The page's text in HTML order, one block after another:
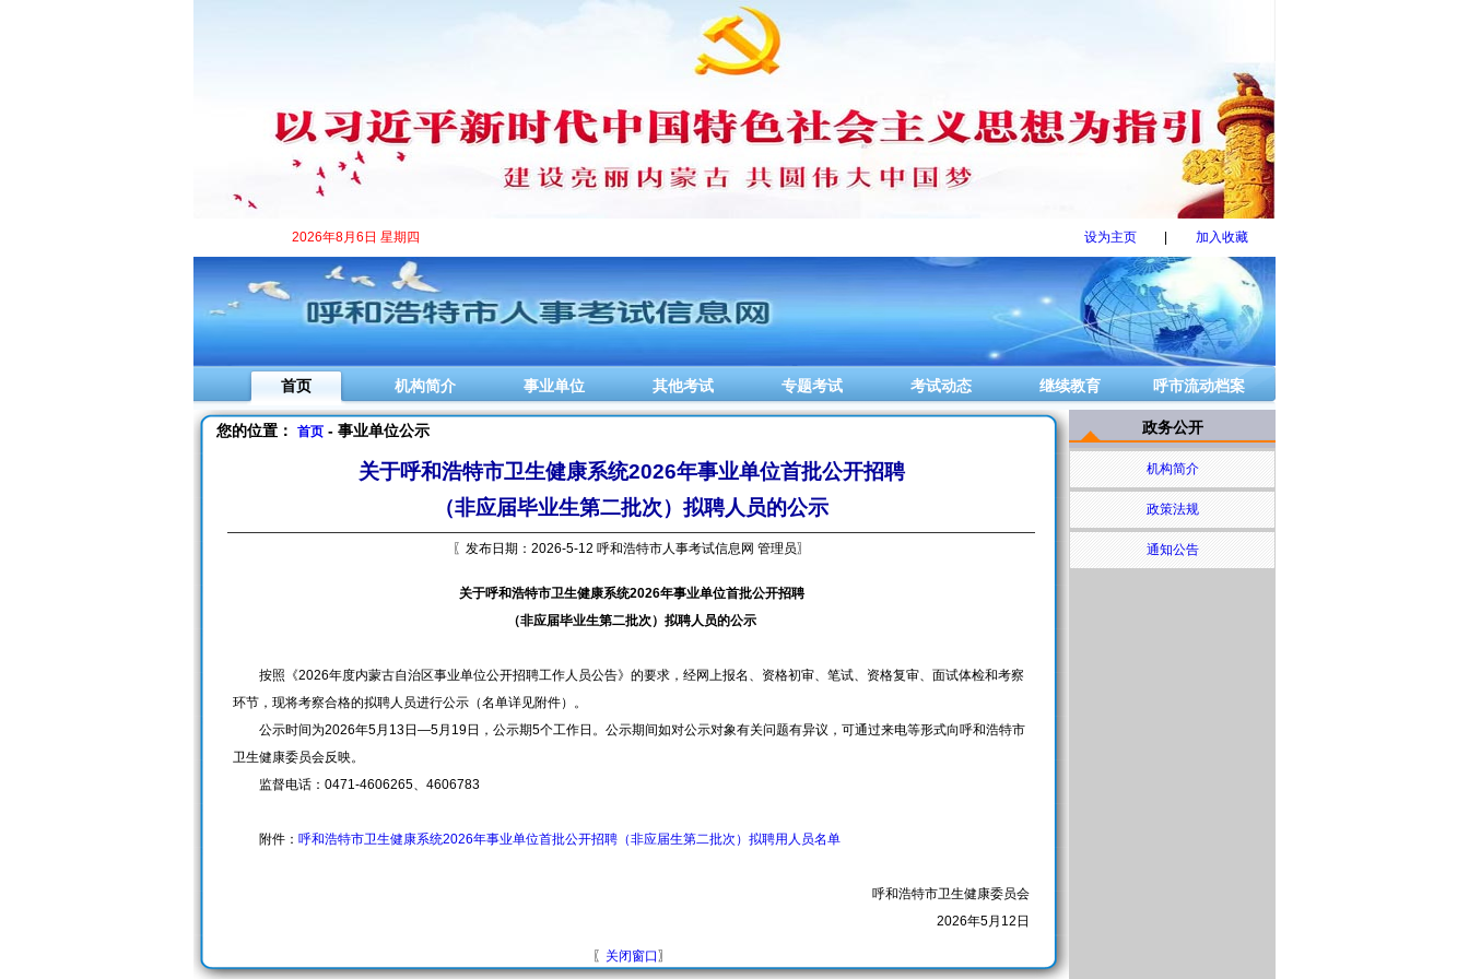
2026年8月6日 星期四 设为主页 加入收藏
首页 机构简介 事业单位 其他考试 专题考试 考试动态 继续教育 呼市流动档案
您的位置： 首页- 事业单位公示
关于呼和浩特市卫生健康系统2026年事业单位首批公开招聘
（非应届毕业生第二批次）拟聘人员的公示
〖发布日期：2026-5-12 呼和浩特市人事考试信息网 管理员〗
关于呼和浩特市卫生健康系统2026年事业单位首批公开招聘
（非应届毕业生第二批次）拟聘人员的公示
按照《2026年度内蒙古自治区事业单位公开招聘工作人员公告》的要求，经网上报名、资格初审、笔试、资格复审、面试体检和考察
环节，现将考察合格的拟聘人员进行公示（名单详见附件）。
公示时间为2026年5月13日—5月19日，公示期5个工作日。公示期间如对公示对象有关问题有异议，可通过来电等形式向呼和浩特市
卫生健康委员会反映。
监督电话：0471-4606265、4606783
附件： 呼和浩特市卫生健康系统2026年事业单位首批公开招聘（非应届生第二批次）拟聘用人员名单
呼和浩特市卫生健康委员会
2026年5月12日
〖 关闭窗口 〗
政务公开
机构简介
政策法规
通知公告